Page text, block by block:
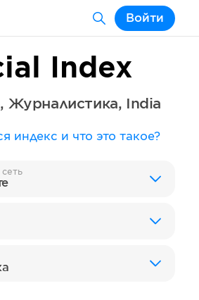
Войти
Index
, Журналистика, India
индекс и что это такое?